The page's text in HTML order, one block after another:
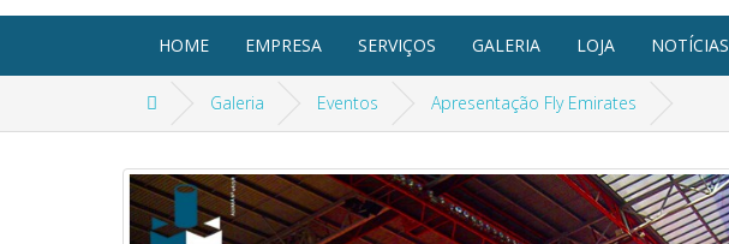
HOME EMPRESA SERVIÇOS GALERIA LOJA NOTÍCIAS
Galeria Eventos Apresentação Fly Emirates